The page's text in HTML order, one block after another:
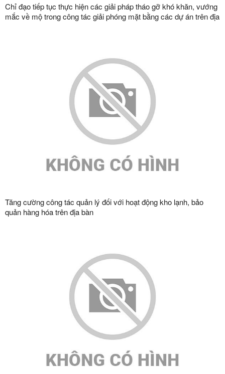
Chỉ đạo tiếp tục thực hiện các giải pháp tháo gỡ khó khăn, vướng
mắc về mộ trong công tác giải phóng mặt bằng các dự án trên địa
Tăng cường công tác quản lý đối với hoạt động kho lạnh, bảo
quản hàng hóa trên địa bàn